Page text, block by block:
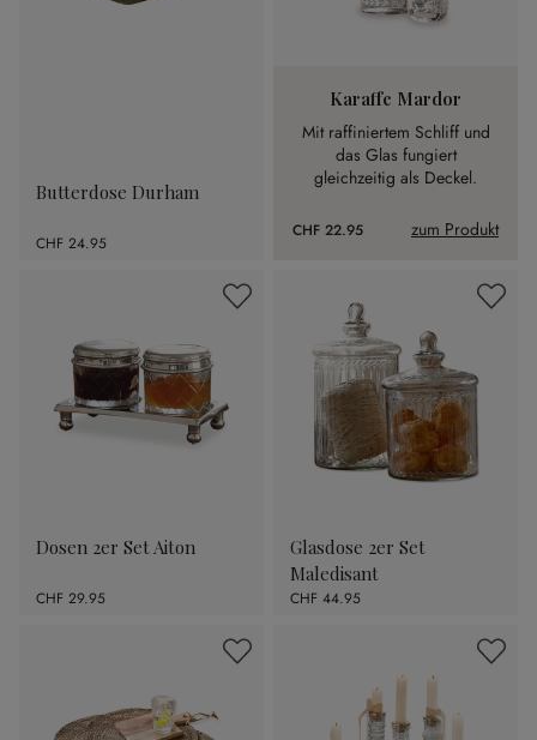
Butterdose Durham
CHF 24.95
Karaffe Mardor
Mit raffiniertem Schliff und
das Glas fungiert
gleichzeitig als Deckel.
CHF 22.95 zum Produkt
Dosen 2er Set Aiton
CHF 29.95
Glasdose 2er Set
Maledisant
CHF 44.95